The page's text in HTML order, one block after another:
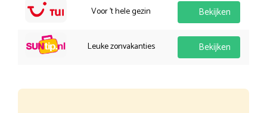
Voor 't hele gezin Bekijken
Leuke zonvakanties Bekijken